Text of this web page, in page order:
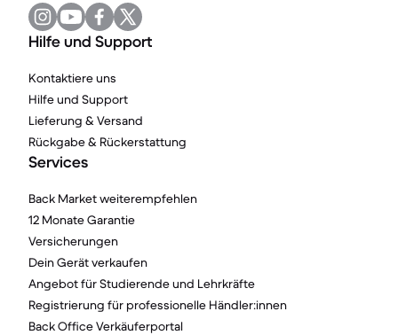
Hilfe und Support
Kontaktiere uns
Hilfe und Support
Lieferung & Versand
Rückgabe & Rückerstattung
Services
Back Market weiterempfehlen
12 Monate Garantie
Versicherungen
Dein Gerät verkaufen
Angebot für Studierende und Lehrkräfte
Registrierung für professionelle Händler:innen
Back Office Verkäuferportal